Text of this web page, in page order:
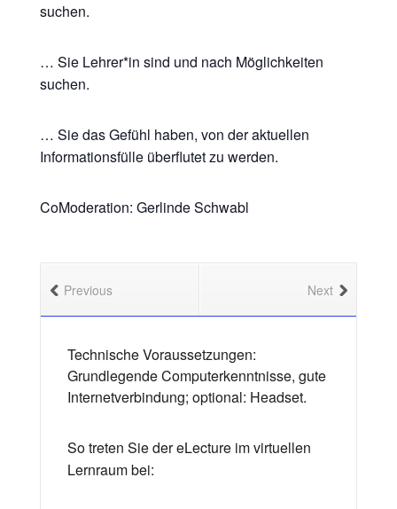
suchen.
… Sie Lehrer*in sind und nach Möglichkeiten
suchen.
… Sie das Gefühl haben, von der aktuellen
Informationsfülle überflutet zu werden.
CoModeration: Gerlinde Schwabl
Next
Previous
Technische Voraussetzungen:
Grundlegende Computerkenntnisse, gute
Internetverbindung; optional: Headset.
So treten Sie der eLecture im virtuellen
Lernraum bei: